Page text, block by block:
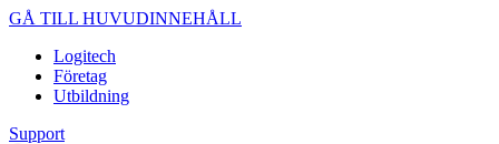
GÅ TILL HUVUDINNEHÅLL
Logitech
Företag
Utbildning
Support